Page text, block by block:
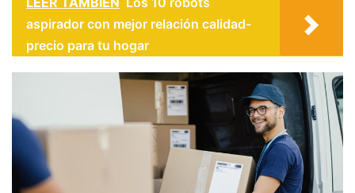
aspirador con mejor relación calidad-
precio para tu hogar